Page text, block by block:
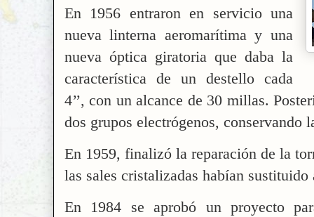
En 1956 entraron en servicio una
nueva linterna aeromarítima y una
nueva óptica giratoria que daba la
característica de un destello cada
4’’, con un alcance de 30 millas.
dos grupos electrógenos, conservando
En 1959, finalizó la reparación de la
las sales cristalizadas habían
En 1984 se aprobó un proyecto